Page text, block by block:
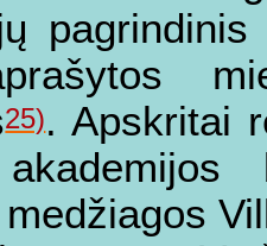
25). Apskritai